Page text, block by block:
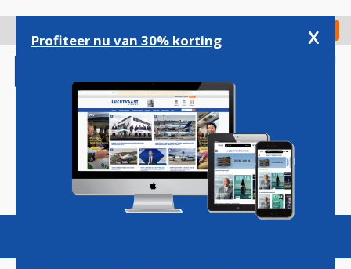
gaan
Check in
Magazine Podcasts Vacatures
Profiteer nu van 30% korting x